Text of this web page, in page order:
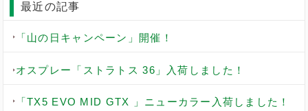
最近の記事
「山の日キャンペーン」開催！
オスプレー「ストラトス 36」入荷しました！
「TX5 EVO MID GTX 」ニューカラー入荷しました！